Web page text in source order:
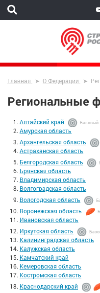
Главная О Федерации
Региональные
Алтайский край Базовый
Амурская область
Архангельская область
Астраханская область
Белгородская область
Брянская область
Владимирская область
Волгоградская область
Вологодская область
Воронежская область
Ивановская область
Иркутская область
Калининградская область
Калужская область
Камчатский край
Кемеровская область
Костромская область
Краснодарский край